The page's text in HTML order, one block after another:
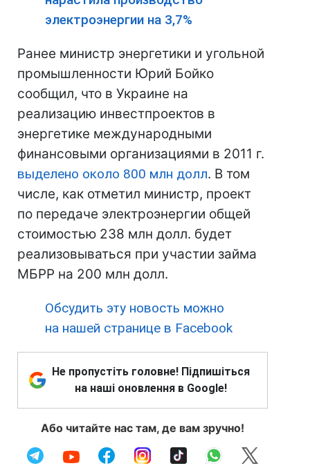
электроэнергии на 3,7%
Ранее министр энергетики и угольной
промышленности Юрий Бойко
сообщил, что в Украине на
реализацию инвестпроектов в
энергетике международными
финансовыми организациями в 2011 г.
выделено около 800 млн долл. В том
числе, как отметил министр, проект
по передаче электроэнергии общей
стоимостью 238 млн долл. будет
реализовываться при участии займа
МБРР на 200 млн долл.
Обсудить эту новость можно
на нашей странице в Facebook
Не пропустіть головне! Підпишіться
на наші оновлення в Google!
Або читайте нас там, де вам зручно!